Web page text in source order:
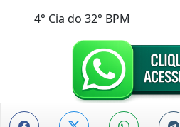
4° Cia do 32° BPM